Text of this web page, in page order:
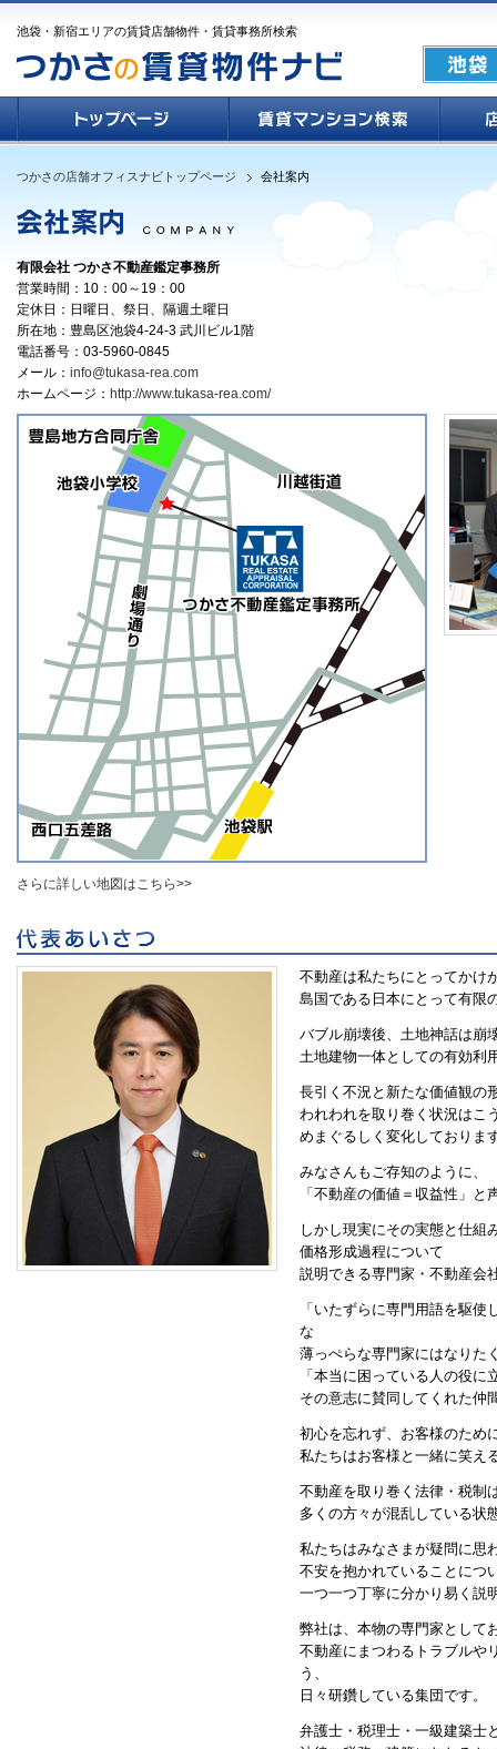
池袋・新宿エリアの賃貸店舗物件・賃貸事務所検索
つかさの店舗オフィスナビトップページ 会社案内
有限会社 つかさ不動産鑑定事務所
営業時間：10：00～19：00
定休日：日曜日、祭日、隔週土曜日
所在地：豊島区池袋4-24-3 武川ビル1階
電話番号：03-5960-0845
メール： info@tukasa-rea.com
ホームページ： http://www.tukasa-rea.com/
さらに詳しい地図はこちら>>
不動産は私たちにとってかけ
島国である日本にとって有限
バブル崩壊後、土地神話は崩
土地建物一体としての有効利
長引く不況と新たな価値観の
われわれを取り巻く状況はこ
めまぐるしく変化しておりま
みなさんもご存知のように、
「不動産の価値＝収益性」
しかし現実にその実態と仕組
価格形成過程について
説明できる専門家・不動産会
「いたずらに専門用語を駆
な
薄っぺらな専門家にはなりた
「本当に困っている人の役に
その意志に賛同してくれた仲
初心を忘れず、お客様のため
私たちはお客様と一緒に笑え
不動産を取り巻く法律・税制
多くの方々が混乱している状
私たちはみなさまが疑問に思
不安を抱かれていることにつ
一つ一つ丁寧に分かり易く説
弊社は、本物の専門家として
不動産にまつわるトラブルや
う、
日々研鑽している集団です。
弁護士・税理士・一級建築士